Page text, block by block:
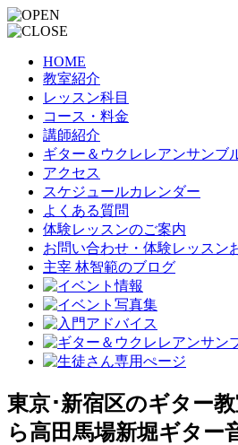
HOME
教室紹介
レッスン科目
コース・料金
講師紹介
ギター＆ウクレレアンサンブ
アクセス
スケジュールカレンダー
よくある質問
体験レッスンのご案内
お問い合わせ・体験レッスン
主宰 林智範のブログ
東京･新宿区のギター
ら高田馬場新堀ギター